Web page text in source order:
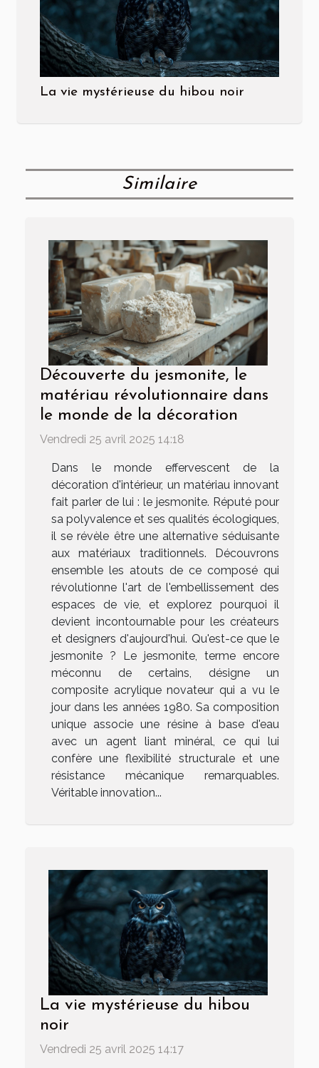
La vie mystérieuse du hibou noir
Similaire
Découverte du jesmonite, le
matériau révolutionnaire dans
le monde de la décoration
Vendredi 25 avril 2025 14:18
Dans le monde effervescent de la
décoration d'intérieur, un matériau innovant
fait parler de lui : le jesmonite. Réputé pour
sa polyvalence et ses qualités écologiques,
il se révèle être une alternative séduisante
aux matériaux traditionnels. Découvrons
ensemble les atouts de ce composé qui
révolutionne l'art de l'embellissement des
espaces de vie, et explorez pourquoi il
devient incontournable pour les créateurs
et designers d'aujourd'hui. Qu'est-ce que le
jesmonite ? Le jesmonite, terme encore
méconnu de certains, désigne un
composite acrylique novateur qui a vu le
jour dans les années 1980. Sa composition
unique associe une résine à base d'eau
avec un agent liant minéral, ce qui lui
confère une flexibilité structurale et une
résistance mécanique remarquables.
Véritable innovation...
La vie mystérieuse du hibou
noir
Vendredi 25 avril 2025 14:17